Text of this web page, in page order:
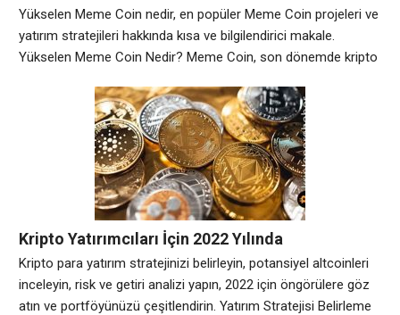
Dikkat Çekiyor?
Yükselen Meme Coin nedir, en popüler Meme Coin projeleri ve
yatırım stratejileri hakkında kısa ve bilgilendirici makale.
Yükselen Meme Coin Nedir? Meme Coin, son dönemde kripto
şekilde oluşturulan bu coin’ler, genellikle ilgi çekici logolar ve
mizahi unsurlar içerir. Yükselen Meme Coin’ler, genellikle düşük
değerli olmalarına rağmen hızla
Kripto Yatırımcıları İçin 2022 Yılında
Kazandıracak Altcoin Önerileri
Kripto para yatırım stratejinizi belirleyin, potansiyel altcoinleri
inceleyin, risk ve getiri analizi yapın, 2022 için öngörülere göz
atın ve portföyünüzü çeşitlendirin. Yatırım Stratejisi Belirleme